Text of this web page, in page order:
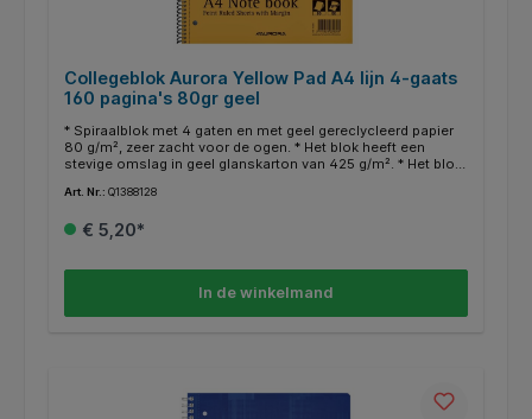
Collegeblok Aurora Yellow Pad A4 lijn 4-gaats
160 pagina's 80gr geel
* Spiraalblok met 4 gaten en met geel gereclycleerd papier
80 g/m², zeer zacht voor de ogen. * Het blok heeft een
stevige omslag in geel glanskarton van 425 g/m². * Het blok
Door de microperforatie zijn de vellen gemakkelijk
Art. Nr.: Q1388128
€ 5,20*
In de winkelmand